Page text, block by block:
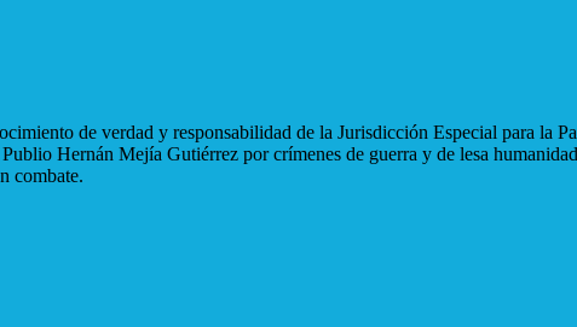
de verdad y responsabilidad de la Jurisdicción Especial para la
Hernán Mejía Gutiérrez por crímenes de guerra y de lesa
combate.